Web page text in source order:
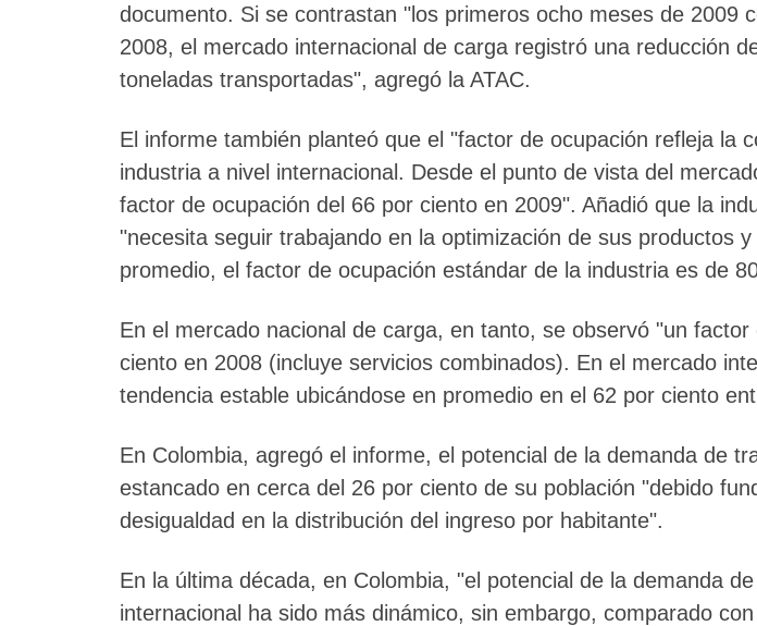
documento. Si se contrastan "los primeros ocho meses de 2009
2008, el mercado internacional de carga registró una reducción
toneladas transportadas", agregó la ATAC.
El informe también planteó que el "factor de ocupación refleja la
industria a nivel internacional. Desde el punto de vista del
factor de ocupación del 66 por ciento en 2009". Añadió que la
"necesita seguir trabajando en la optimización de sus productos
promedio, el factor de ocupación estándar de la industria es de
En el mercado nacional de carga, en tanto, se observó "un
ciento en 2008 (incluye servicios combinados). En el mercado
tendencia estable ubicándose en promedio en el 62 por ciento
En Colombia, agregó el informe, el potencial de la demanda de
estancado en cerca del 26 por ciento de su población "debido
desigualdad en la distribución del ingreso por habitante".
En la última década, en Colombia, "el potencial de la demanda
internacional ha sido más dinámico, sin embargo, comparado